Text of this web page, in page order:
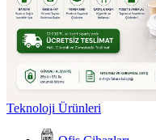
Teknoloji Ürünleri